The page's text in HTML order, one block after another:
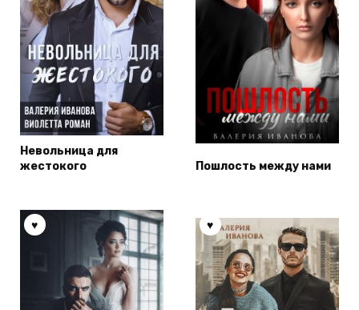
Невольница для
жестокого
Пошлость между нами